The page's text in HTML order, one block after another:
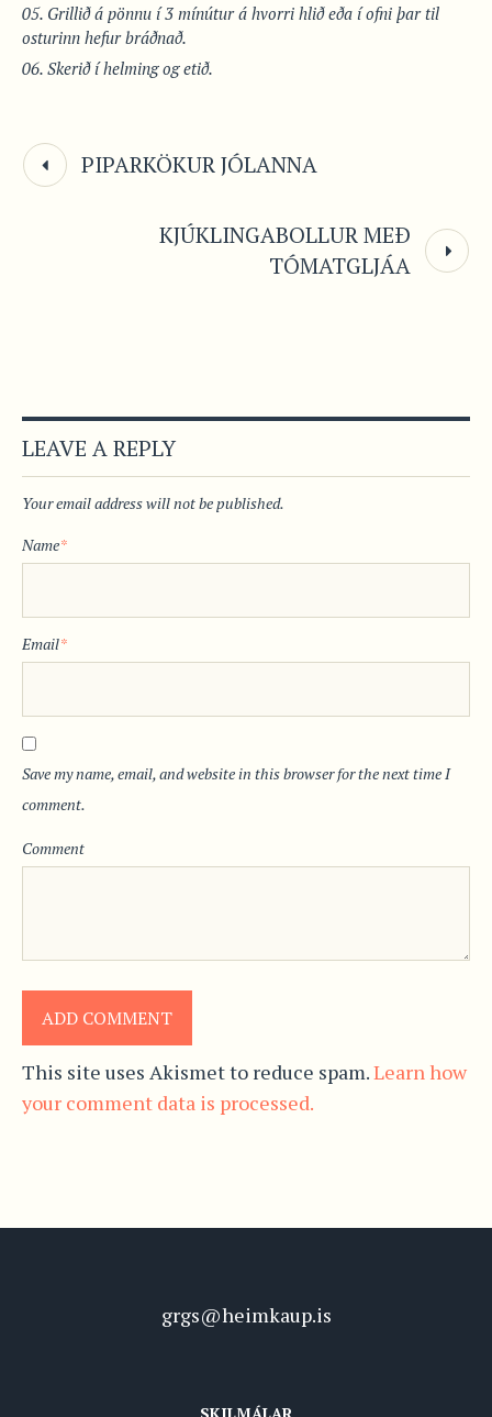
Grillið á pönnu í 3 mínútur á hvorri hlið eða í ofni þar til
osturinn hefur bráðnað.
Skerið í helming og etið.
PIPARKÖKUR JÓLANNA
KJÚKLINGABOLLUR MEÐ
TÓMATGLJÁA
LEAVE A REPLY
Your email address will not be published.
Name*
Email*
Save my name, email, and website in this browser for the next time I
comment.
Comment
This site uses Akismet to reduce spam.Learn how
your comment data is processed.
grgs@heimkaup.is